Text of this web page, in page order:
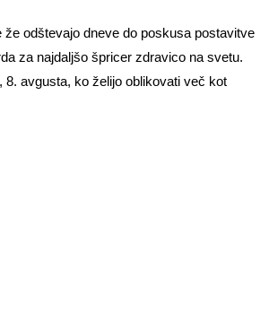
že odštevajo dneve do poskusa postavitve
za najdaljšo špricer zdravico na svetu.
8. avgusta, ko želijo oblikovati več kot